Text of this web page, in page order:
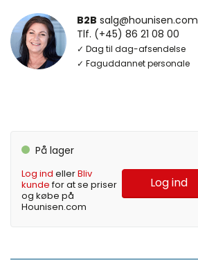
B2B salg@hounisen.com
Tlf. (+45) 86 21 08 00
✓ Dag til dag-afsendelse
✓ Faguddannet personale
På lager
Log ind ellerBliv
kundefor at se priser
og købe på
Hounisen.com
Log ind